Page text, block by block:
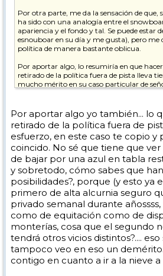
Por otra parte, me da la sensación de que,
ha sido con una analogía entre el
apariencia y el fondo y tal. Se puede estar
esnouboar en su día y me gusta), pero me
política de manera bastante oblicua.
Por aportar algo, lo resumiría en que hacer
retirado de la política fuera de pista lleva
mucho mérito en su caso particular de
a pasarlo bien, y ya.
Por aportar algo yo también... lo
retirado de la política fuera de
esfuerzo, en este caso te copio y
coincido. No sé que tiene que ver
de bajar por una azul en tabla
y sobretodo, cómo sabes que
posibilidades?, porque (y esto ya
primero de alta alcurnia seguro
privado semanal durante
como de equitación como de
monterías, cosa que el segundo
tendrá otros vicios distintos?....
tampoco veo en eso un
contigo en cuanto a ir a la nieve